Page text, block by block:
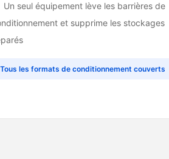
Un seul équipement lève les barrières de
et supprime les stockages
Tous les formats de conditionnement couverts